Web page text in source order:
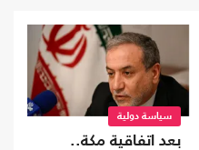
سياسة دولية
بعد اتفاقية مكة..